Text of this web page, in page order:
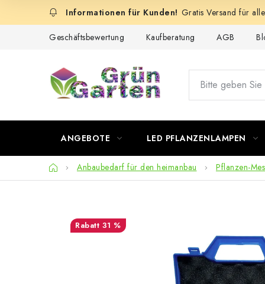
Gratis Versand für
Geschäftsbewertung Kaufberatung AGB
ANGEBOTE LED PFLANZENLAMPEN
StartseiteAnbaubedarf für den heimanbau Pflanzen-
31 %